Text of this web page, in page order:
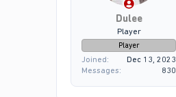
Dulee
Player
Player
Joined
Dec 13, 2023
Messages
830